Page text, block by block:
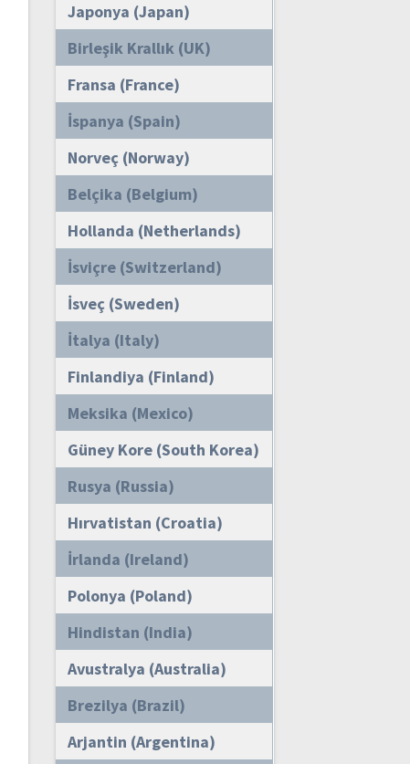
Japonya (Japan)
Birleşik Krallık (UK)
Fransa (France)
İspanya (Spain)
Norveç (Norway)
Belçika (Belgium)
Hollanda (Netherlands)
İsviçre (Switzerland)
İsveç (Sweden)
İtalya (Italy)
Finlandiya (Finland)
Meksika (Mexico)
Güney Kore (South Korea)
Rusya (Russia)
Hırvatistan (Croatia)
İrlanda (Ireland)
Polonya (Poland)
Hindistan (India)
Avustralya (Australia)
Brezilya (Brazil)
Arjantin (Argentina)